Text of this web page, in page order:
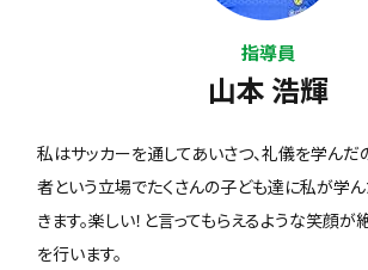
指導員
山本 浩輝
私はサッカーを通してあいさつ、礼儀を学んだ
者という立場でたくさんの子ども達に私が学
きます。楽しい！と言ってもらえるような笑顔
を行います。